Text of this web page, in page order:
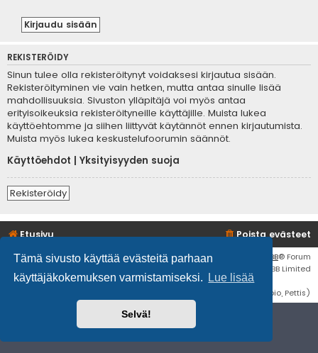
Tämä sivusto käyttää evästeitä parhaan
käyttäjäkokemuksen varmistamiseksi.
Lue lisää
Selvä!
REKISTERÖIDY
Sinun tulee olla rekisteröitynyt voidaksesi kirjautua sisään.
Rekisteröityminen vie vain hetken, mutta antaa sinulle lisää
mahdollisuuksia. Sivuston ylläpitäjä voi myös antaa
erityisoikeuksia rekisteröityneille käyttäjille. Muista lukea
käyttöehtomme ja siihen liittyvät käytännöt ennen kirjautumista.
Muista myös lukea keskustelufoorumin säännöt.
Käyttöehdot
Yksityisyyden suoja
Rekisteröidy
Etusivu Poista evästeet
Flat Style byIan Bradley• Keskustelufoorumin ohjelmisto phpBB® Forum
Software © phpBB Limited
Käännös: phpBB Suomi (lurttinen, harritapio, Pettis)